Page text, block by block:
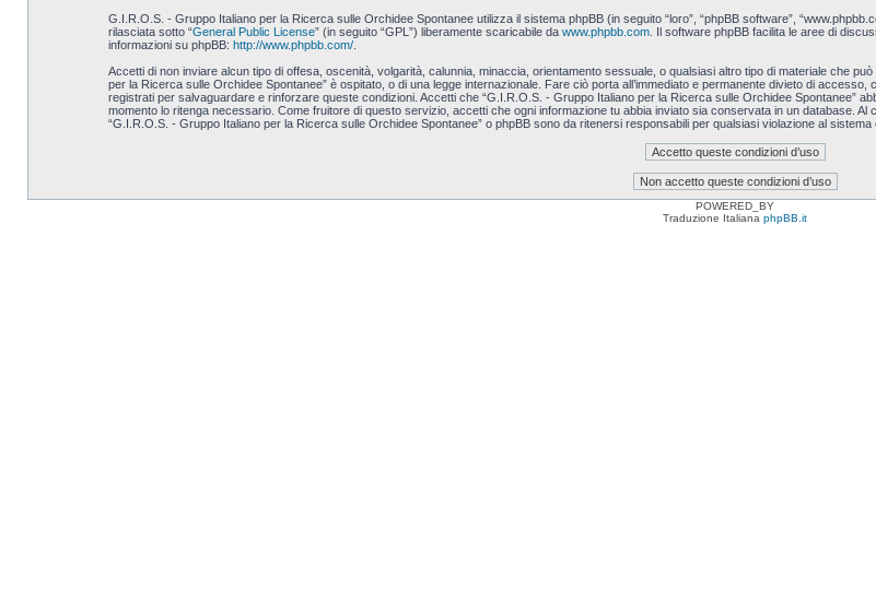
G.I.R.O.S. - Gruppo Italiano per la Ricerca sulle Orchidee Spontanee utilizza il sistema phpBB (in seguito “loro”, “phpBB software”,
rilasciata sotto “General Public License” (in seguito “GPL”) liberamente scaricabile da www.phpbb.com. Il software phpBB facilita le aree di
informazioni su phpBB: http://www.phpbb.com/.
Accetti di non inviare alcun tipo di offesa, oscenità, volgarità, calunnia, minaccia, orientamento sessuale, o qualsiasi altro tipo di materiale che
per la Ricerca sulle Orchidee Spontanee” è ospitato, o di una legge internazionale. Fare ciò porta all’immediato e permanente divieto di
registrati per salvaguardare e rinforzare queste condizioni. Accetti che “G.I.R.O.S. - Gruppo Italiano per la Ricerca sulle Orchidee Spontanee”
momento lo ritenga necessario. Come fruitore di questo servizio, accetti che ogni informazione tu abbia inviato sia conservata in un database.
“G.I.R.O.S. - Gruppo Italiano per la Ricerca sulle Orchidee Spontanee” o phpBB sono da ritenersi responsabili per qualsiasi violazione al
POWERED_BY
Traduzione Italiana phpBB.it